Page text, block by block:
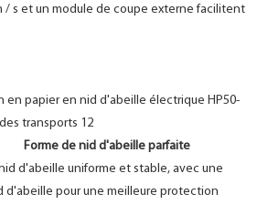
/ s et un module de coupe externe facilitent
Forme de nid d'abeille parfaite
d'abeille uniforme et stable, avec une
d'abeille pour une meilleure protection